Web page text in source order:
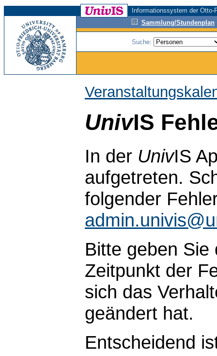
Informationssystem der
Sammlung/Stundenplan
Suche:
UnivIS
In der UnivIS
aufgetreten.
folgender
Bitte geben
Zeitpunkt der
sich das
geändert hat.
Entscheidend